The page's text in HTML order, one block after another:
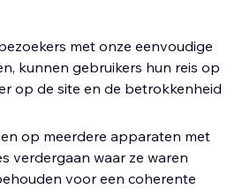
met onze eenvoudige
kunnen gebruikers hun reis op
op de site en de betrokkenheid
op meerdere apparaten met
verdergaan waar ze waren
voor een coherente